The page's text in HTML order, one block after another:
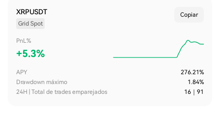
XRPUSDT
Grid Spot
Copiar
PnL%
+5.3%
APY
276.21%
Drawdown máximo
1.84%
24H | Total de trades emparejados
16 91